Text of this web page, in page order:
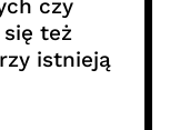
czy
też
istnieją